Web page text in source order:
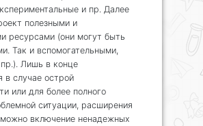
и пр. Далее
полезными и
ресурсами (они могут быть
Так и вспомогательными,
Лишь в конце
в случае острой
или для более полного
ситуации, расширения
включение ненадежных